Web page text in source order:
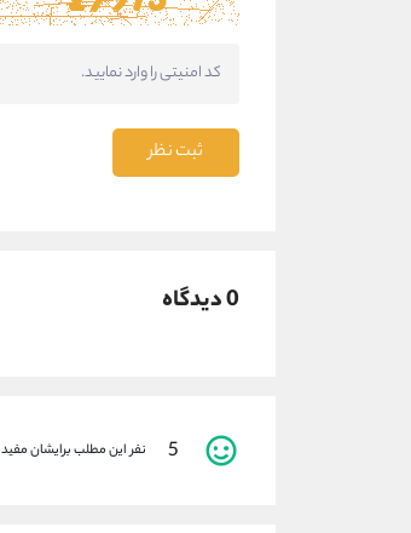
ثبت نظر
0 دیدگاه
5 نفر این مطلب برایشان